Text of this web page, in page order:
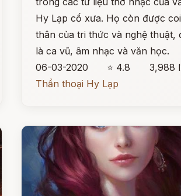
Hy Lạp cổ xưa. Họ còn được
thân của tri thức và nghệ thuật,
là ca vũ, âm nhạc và văn học.
06-03-2020
⭐ 4.8
3,988
Thần thoại Hy Lạp